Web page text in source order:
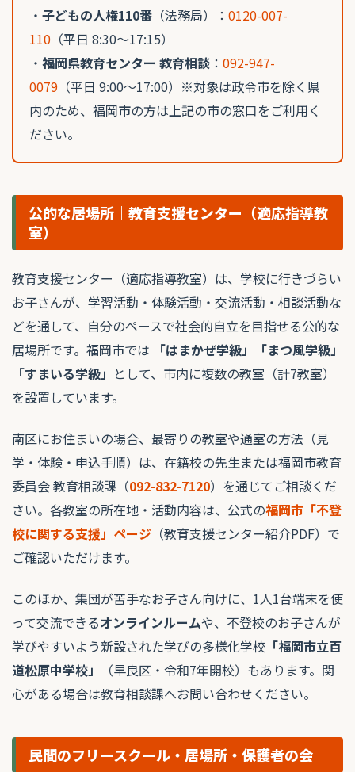
・ 子どもの人権110番 （法務局）： 0120-007-
110 （平日 8:30〜17:15）
・ 福岡県教育センター 教育相談 ： 092-947-
0079 （平日 9:00〜17:00）※対象は政令市を除く県
内のため、福岡市の方は上記の市の窓口をご利用く
ださい。
公的な居場所｜教育支援センター（適応指導教
室）
教育支援センター（適応指導教室）は、学校に行きづらい
お子さんが、学習活動・体験活動・交流活動・相談活動な
どを通して、自分のペースで社会的自立を目指せる公的な
居場所です。福岡市では
「はまかぜ学級」「まつ風学級」
「すまいる学級」 として、市内に複数の教室（計7教室）
を設置しています。
南区にお住まいの場合、最寄りの教室や通室の方法（見
学・体験・申込手順）は、在籍校の先生または福岡市教育
委員会 教育相談課（092-832-7120）を通じてご相談くだ
さい。各教室の所在地・活動内容は、公式の福岡市「不登
校に関する支援」ページ （教育支援センター紹介PDF）で
ご確認いただけます。
このほか、集団が苦手なお子さん向けに、1人1台端末を使
って交流できるオンラインルームや、不登校のお子さんが
学びやすいよう新設された学びの多様化学校 「福岡市立百
道松原中学校」
（早良区・令和7年開校）もあります。関
心がある場合は教育相談課へお問い合わせください。
民間のフリースクール・居場所・保護者の会